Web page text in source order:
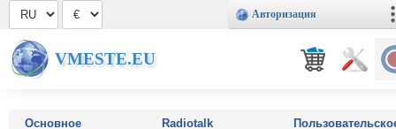
Авторизация
VMESTE.EU
Основное Radiotalk